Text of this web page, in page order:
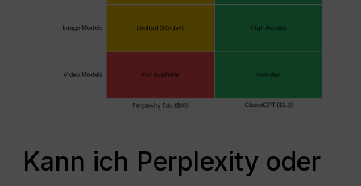
Kann ich Perplexity oder